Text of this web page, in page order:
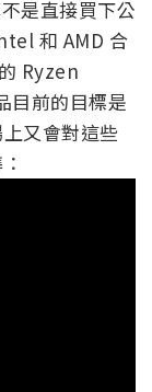
是直接買下公
和 AMD 合
Ryzen
目前的目標是
又會對這些